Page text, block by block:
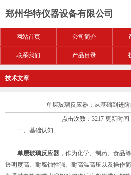
郑州华特仪器设备有限公司
网站首页 公司简介
联系我们 产品目录
技术文章
单层玻璃反应器：从基础到进
点击次数：3217 更新时间
一、基础认知
单层玻璃反应器 ，作为化学、制药、食品
透明度高、耐腐蚀性强、耐高温高压以及操作